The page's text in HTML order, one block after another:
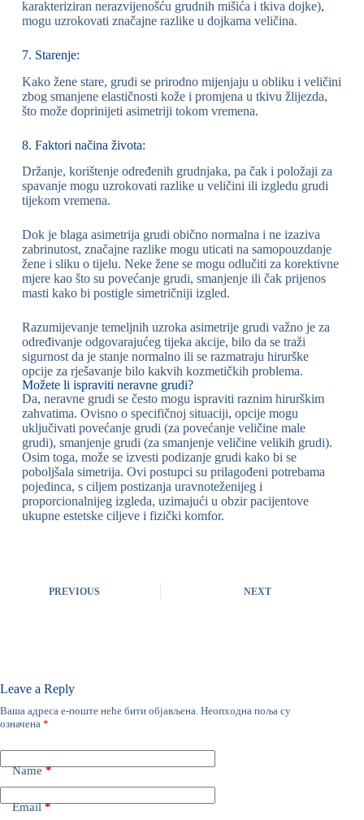
karakteriziran nerazvijenošću grudnih mišića i tkiva dojke),
mogu uzrokovati značajne razlike u dojkama veličina.
7. Starenje:
Kako žene stare, grudi se prirodno mijenjaju u obliku i veličini
zbog smanjene elastičnosti kože i promjena u tkivu žlijezda,
što može doprinijeti asimetriji tokom vremena.
8. Faktori načina života:
Držanje, korištenje određenih grudnjaka, pa čak i položaji za
spavanje mogu uzrokovati razlike u veličini ili izgledu grudi
tijekom vremena.
Dok je blaga asimetrija grudi obično normalna i ne izaziva
zabrinutost, značajne razlike mogu uticati na samopouzdanje
žene i sliku o tijelu. Neke žene se mogu odlučiti za korektivne
mjere kao što su povećanje grudi, smanjenje ili čak prijenos
masti kako bi postigle simetričniji izgled.
Razumijevanje temeljnih uzroka asimetrije grudi važno je za
određivanje odgovarajućeg tijeka akcije, bilo da se traži
sigurnost da je stanje normalno ili se razmatraju hirurške
opcije za rješavanje bilo kakvih kozmetičkih problema.
Možete li ispraviti neravne grudi?
Da, neravne grudi se često mogu ispraviti raznim hirurškim
zahvatima. Ovisno o specifičnoj situaciji, opcije mogu
uključivati ​​povećanje grudi (za povećanje veličine male
grudi), smanjenje grudi (za smanjenje veličine velikih grudi).
Osim toga, može se izvesti podizanje grudi kako bi se
poboljšala simetrija. Ovi postupci su prilagođeni potrebama
pojedinca, s ciljem postizanja uravnoteženijeg i
proporcionalnijeg izgleda, uzimajući u obzir pacijentove
ukupne estetske ciljeve i fizički komfor.
PREVIOUS NEXT
Leave a Reply
Ваша адреса е-поште неће бити објављена. Неопходна поља су
означена *
Name*
Email*